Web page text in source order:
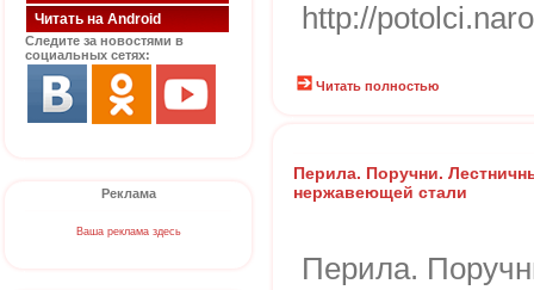
Читать на Android
Следите за новостями в
социальных сетях:
Реклама
Ваша реклама здесь
http://
Читать полностью
Перила. Поручни.
нержавеющей стали
Перила.